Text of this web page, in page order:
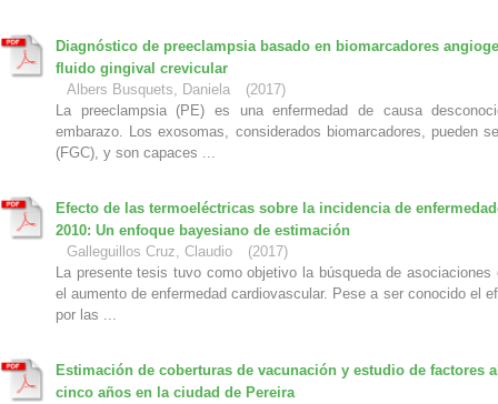
Diagnóstico de preeclampsia basado en biomarcadores
fluido gingival crevicular
Albers Busquets, Daniela
(2017)
La preeclampsia (PE) es una enfermedad de causa
embarazo. Los exosomas, considerados biomarcadores, pueden
(FGC), y son capaces ...
Efecto de las termoeléctricas sobre la incidencia de
2010: Un enfoque bayesiano de estimación
Galleguillos Cruz, Claudio
(2017)
La presente tesis tuvo como objetivo la búsqueda de
el aumento de enfermedad cardiovascular. Pese a ser conocido el
por las ...
Estimación de coberturas de vacunación y estudio de factores
cinco años en la ciudad de Pereira